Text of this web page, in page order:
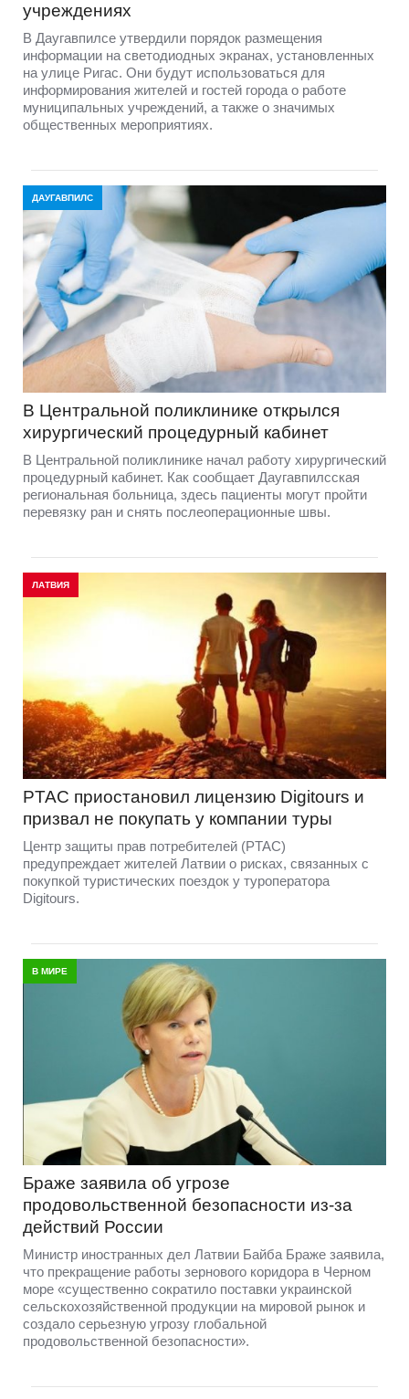
учреждениях
В Даугавпилсе утвердили порядок размещения
информации на светодиодных экранах, установленных
на улице Ригас. Они будут использоваться для
информирования жителей и гостей города о работе
муниципальных учреждений, а также о значимых
общественных мероприятиях.
ДАУГАВПИЛС
В Центральной поликлинике открылся
хирургический процедурный кабинет
В Центральной поликлинике начал работу хирургический
процедурный кабинет. Как сообщает Даугавпилсская
региональная больница, здесь пациенты могут пройти
перевязку ран и снять послеоперационные швы.
ЛАТВИЯ
PTAC приостановил лицензию Digitours и
призвал не покупать у компании туры
Центр защиты прав потребителей (PTAC)
предупреждает жителей Латвии о рисках, связанных с
покупкой туристических поездок у туроператора
Digitours.
В МИРЕ
Браже заявила об угрозе
продовольственной безопасности из-за
действий России
Министр иностранных дел Латвии Байба Браже заявила,
что прекращение работы зернового коридора в Черном
море «существенно сократило поставки украинской
сельскохозяйственной продукции на мировой рынок и
создало серьезную угрозу глобальной
продовольственной безопасности».